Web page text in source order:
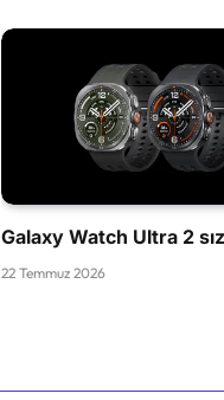
Galaxy Watch Ultra 2
22 Temmuz 2026